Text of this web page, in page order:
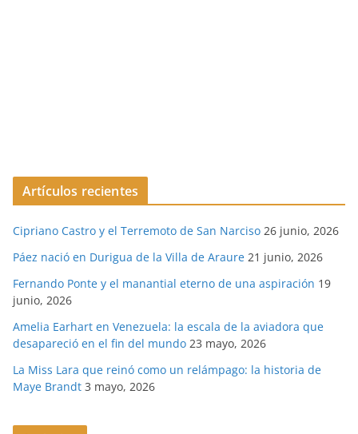
Artículos recientes
Cipriano Castro y el Terremoto de San Narciso 26 junio, 2026
Páez nació en Durigua de la Villa de Araure 21 junio, 2026
Fernando Ponte y el manantial eterno de una aspiración 19
junio, 2026
Amelia Earhart en Venezuela: la escala de la aviadora que
desapareció en el fin del mundo 23 mayo, 2026
La Miss Lara que reinó como un relámpago: la historia de
Maye Brandt 3 mayo, 2026